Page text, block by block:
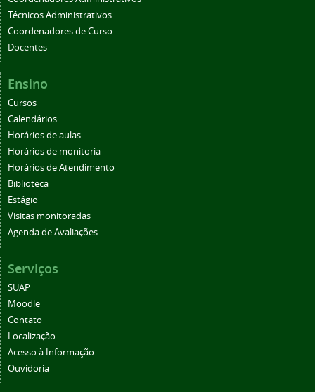
Técnicos Administrativos
Coordenadores de Curso
Docentes
Ensino
Cursos
Calendários
Horários de aulas
Horários de monitoria
Horários de Atendimento
Biblioteca
Estágio
Visitas monitoradas
Agenda de Avaliações
Serviços
SUAP
Moodle
Contato
Localização
Acesso à Informação
Ouvidoria